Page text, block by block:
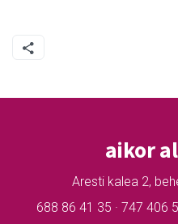
aikor
Aresti kalea 2,
688 86 41 35 · 747 406